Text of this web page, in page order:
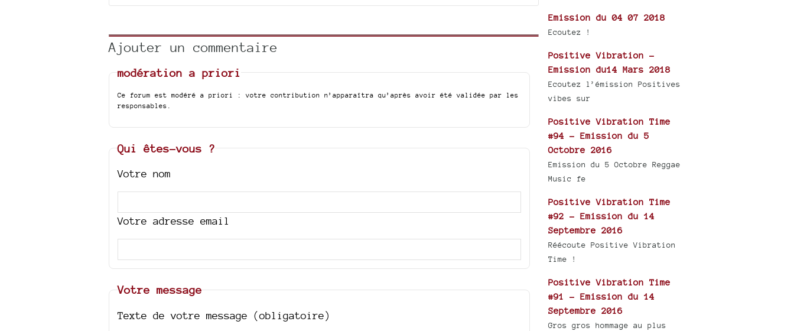
decrease
Ajouter un commentaire
modération a priori
Ce forum est modéré a priori : votre contribution n’apparaîtra qu’après avoir été validée par les
responsables.
Qui êtes-vous ?
Votre nom
Votre adresse email
Votre message
Texte de votre message (obligatoire)
Emission du 04 07 2018
Ecoutez !
Positive Vibration -
Emission du14 Mars 2018
Ecoutez l’émission Positives
vibes sur
Positive Vibration Time
#94 - Emission du 5
Octobre 2016
Emission du 5 Octobre Reggae
Music fe
Positive Vibration Time
#92 - Emission du 14
Septembre 2016
Réécoute Positive Vibration
Time !
Positive Vibration Time
#91 - Emission du 14
Septembre 2016
Gros gros hommage au plus